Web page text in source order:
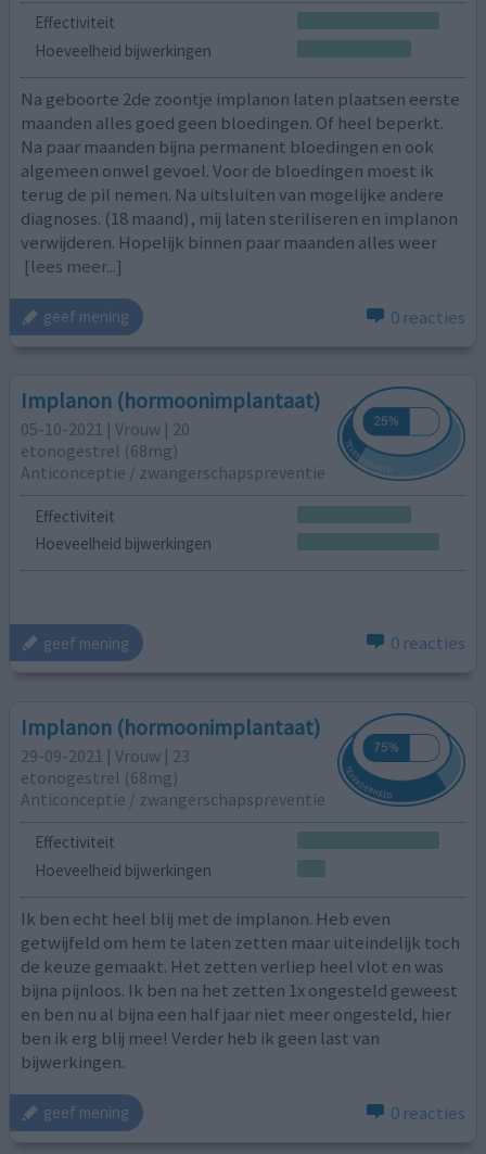
Effectiviteit
Hoeveelheid bijwerkingen
Na geboorte 2de zoontje implanon laten plaatsen eerste
maanden alles goed geen bloedingen. Of heel beperkt.
Na paar maanden bijna permanent bloedingen en ook
algemeen onwel gevoel. Voor de bloedingen moest ik
terug de pil nemen. Na uitsluiten van mogelijke andere
diagnoses. (18 maand), mij laten steriliseren en implanon
verwijderen. Hopelijk binnen paar maanden alles weer
[lees meer...]
geef mening 0 reacties
Implanon (hormoonimplantaat)
05-10-2021 | Vrouw | 20
etonogestrel (68mg)
Anticonceptie / zwangerschapspreventie
Effectiviteit
Hoeveelheid bijwerkingen
geef mening 0 reacties
Implanon (hormoonimplantaat)
29-09-2021 | Vrouw | 23
etonogestrel (68mg)
Anticonceptie / zwangerschapspreventie
Effectiviteit
Hoeveelheid bijwerkingen
Ik ben echt heel blij met de implanon. Heb even
getwijfeld om hem te laten zetten maar uiteindelijk toch
de keuze gemaakt. Het zetten verliep heel vlot en was
bijna pijnloos. Ik ben na het zetten 1x ongesteld geweest
en ben nu al bijna een half jaar niet meer ongesteld, hier
ben ik erg blij mee! Verder heb ik geen last van
bijwerkingen.
geef mening 0 reacties